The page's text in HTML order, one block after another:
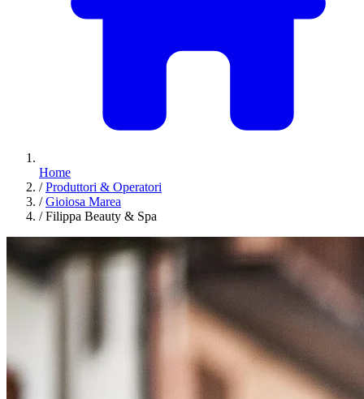
Home
/ Produttori & Operatori
/ Gioiosa Marea
/ Filippa Beauty & Spa